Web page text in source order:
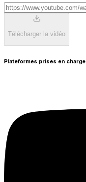
Télécharger la vidéo
Plateformes prises en charge